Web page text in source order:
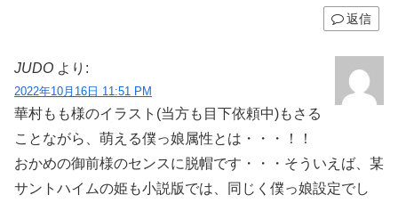
返信
JUDO より:
2022年10月16日 11:51 PM
華村もも様のイラスト(当方も目下依頼中)もさる
ことながら、萌える僕っ娘属性とは・・・！！
おかめの御前様のセンスに脱帽です・・・そういえば、某
サントハイムの姫も小説版では、同じく僕っ娘設定でし